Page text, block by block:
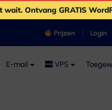
wait. Ontvang GRATIS
Prijzen Login
E-mail VPS